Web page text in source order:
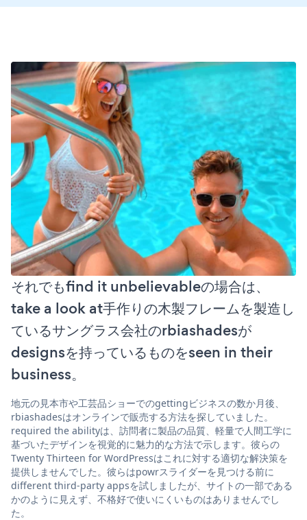
それでもfind it unbelievableの場合は、
take a look at手作りの木製フレームを製造し
ているサングラス会社のrbiashadesが
designsを持っているものをseen in their
business。
地元の見本市や工芸品ショーでのgettingビジネスの数か月後、
rbiashadesはオンラインで販売する方法を探していました。
required the abilityは、訪問者に製品の品質、軽量で人間工学に
基づいたデザインを視覚的に魅力的な方法で示します。彼らの
Twenty Thirteen for WordPressはこれに対する適切な解決策を
提供しませんでした。彼らはpowrスライダーを見つける前に
different third-party appsを試しましたが、サイトの一部である
かのように見えず、不格好で使いにくいものはありませんでし
た。